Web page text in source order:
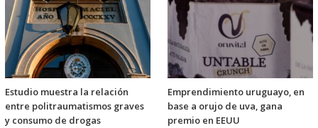
Estudio muestra la relación
entre politraumatismos graves
y consumo de drogas
Emprendimiento uruguayo, en
base a orujo de uva, gana
premio en EEUU